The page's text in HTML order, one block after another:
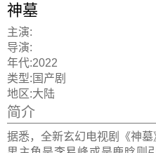
神墓
主演:
导演:
年代:2022
类型: 国产剧
地区:大陆
简介
据悉，全新玄幻电视剧《神